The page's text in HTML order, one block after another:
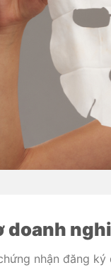
doanh
nhận đăng